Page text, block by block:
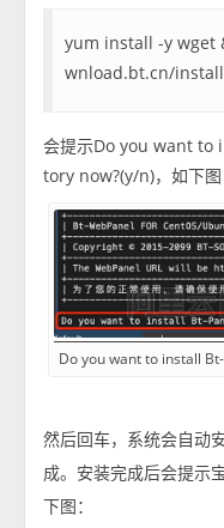
yum install -y wget
wnload.bt.cn/
会提示Do you want
tory now?(y/n)，如下图
Do you want to install
然后回车，系统会自动
成。安装完成后会提示
下图：